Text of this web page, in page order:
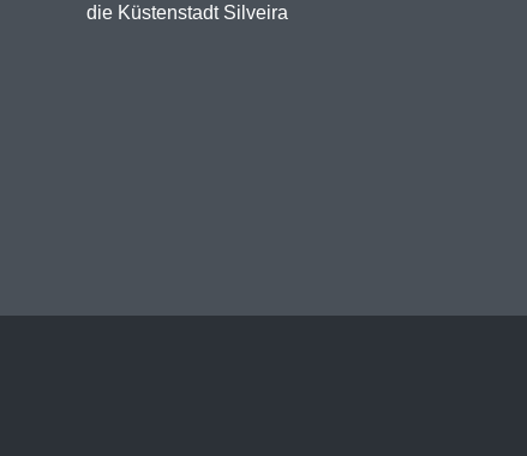
die Küstenstadt Silveira